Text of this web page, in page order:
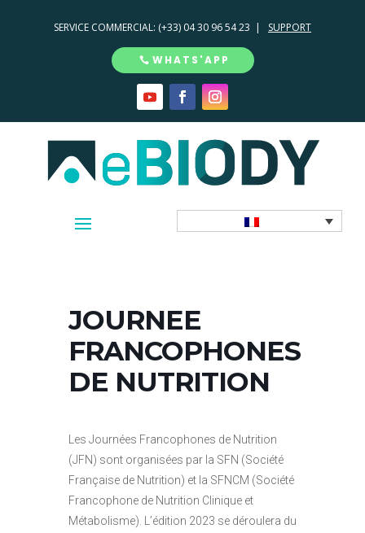
SERVICE COMMERCIAL: (+33) 04 30 96 54 23 | SUPPORT
WHATS'APP
JOURNEE
FRANCOPHONES
DE NUTRITION
Les Journées Francophones de Nutrition
(JFN) sont organisées par la SFN (Société
Française de Nutrition) et la SFNCM (Société
Francophone de Nutrition Clinique et
Métabolisme). L’édition 2023 se déroulera du